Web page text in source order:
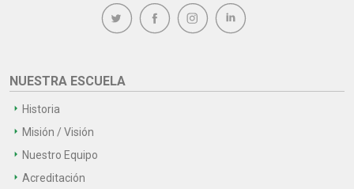
NUESTRA ESCUELA
Historia
Misión / Visión
Nuestro Equipo
Acreditación